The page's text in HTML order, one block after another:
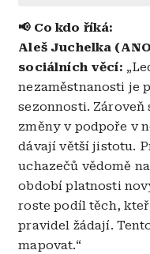
📢 Co kdo říká:
Aleš Juchelka
sociálních věcí:
nezaměstnanosti je
sezonnosti.
změny v podpoře v
dávají větší jistotu.
uchazečů vědomě
období platnosti
roste podíl těch,
pravidel žádají.
mapovat.“